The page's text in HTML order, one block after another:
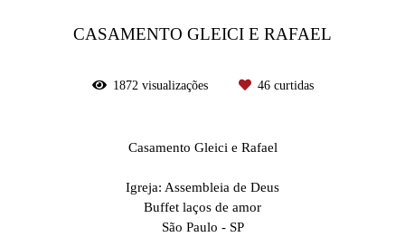
CASAMENTO GLEICI E RAFAEL
1872 visualizações 46curtidas
Casamento Gleici e Rafael
Igreja: Assembleia de Deus
Buffet laços de amor
São Paulo - SP